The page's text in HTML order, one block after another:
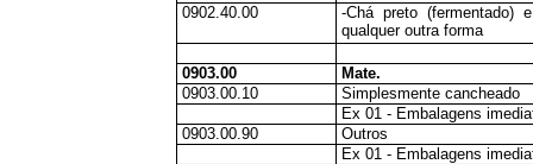
0902.40.00
-Chá preto (fermentado)
qualquer outra forma
0903.00
Mate.
0903.00.10
Simplesmente cancheado
Ex 01 - Embalagens
0903.00.90
Outros
Ex 01 - Embalagens